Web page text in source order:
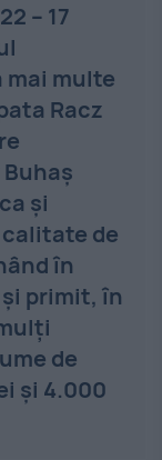
– 17
multe
Racz
şi
de
în
primit, în
de
şi 4.000